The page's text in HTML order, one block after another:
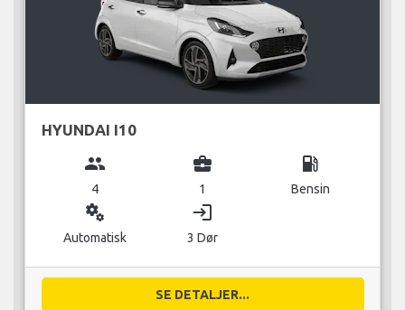
HYUNDAI I10
group
4
business_center
1
local_gas_station
Bensin
miscellaneous_services
Automatisk
login
3 Dør
SE DETALJER...